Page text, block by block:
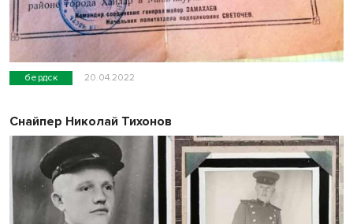
бердск 20.04.2022
Снайпер Николай Тихонов